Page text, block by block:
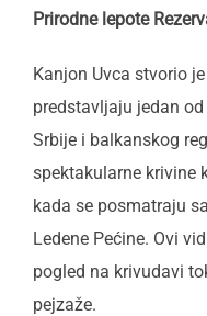
Prirodne lepote
Kanjon Uvca stvorio
predstavljaju jedan
Srbije i balkanskog
spektakularne krivine
kada se posmatraju
Ledene Pećine. Ovi
pogled na krivudavi
pejzaže.